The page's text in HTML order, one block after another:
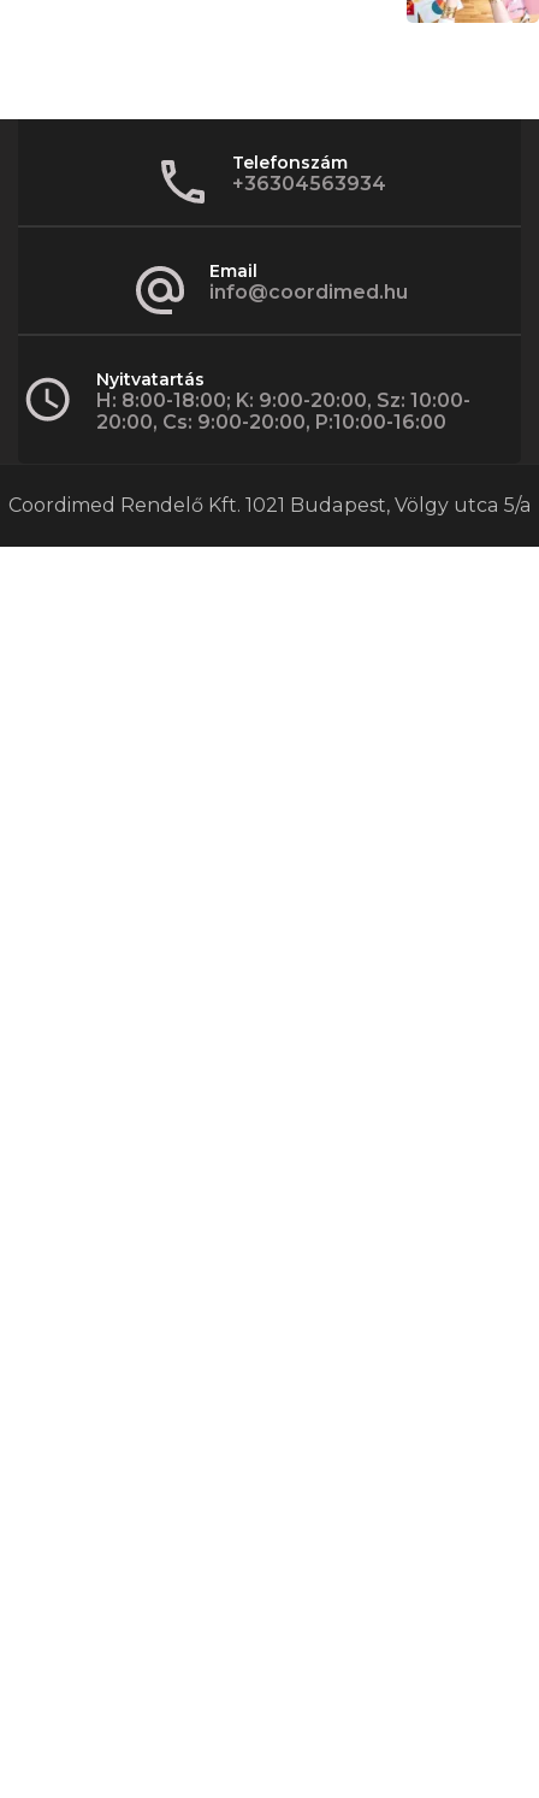
Telefonszám
+36304563934
Email
info@coordimed.hu
Nyitvatartás
H: 8:00-18:00; K: 9:00-20:00, Sz: 10:00-
20:00, Cs: 9:00-20:00, P:10:00-16:00
Coordimed Rendelő Kft. 1021 Budapest, Völgy utca 5/a